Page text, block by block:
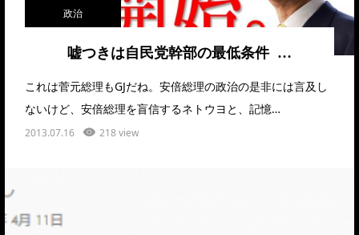
政治
嘘つきは自民党幹部の最低条件 …
これは菅元総理もGJだね。安倍総理の政治の是非には言及し
ないけど、安倍総理を盲信するネトウヨと、記憶…
2013.07.16 218 view